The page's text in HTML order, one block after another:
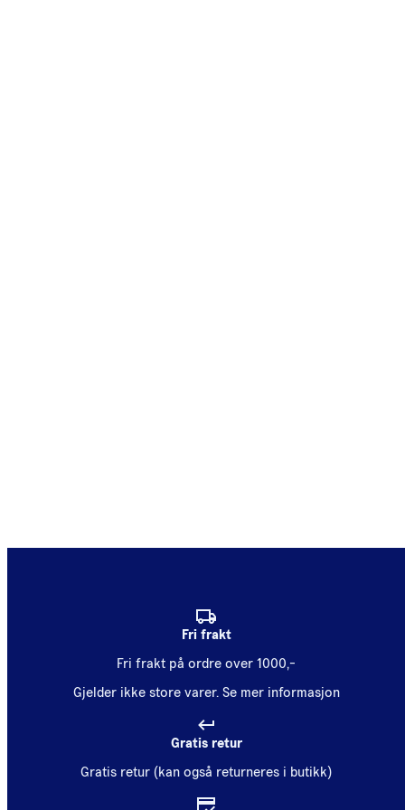
Fri frakt
Fri frakt på ordre over 1000,-
Gjelder ikke store varer. Se mer informasjon
Gratis retur
Gratis retur (kan også returneres i butikk)